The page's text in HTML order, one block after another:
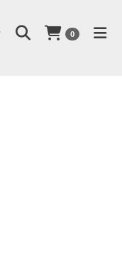
0